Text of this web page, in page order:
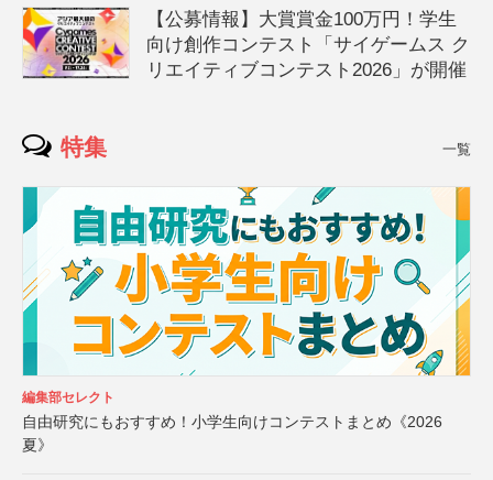
【公募情報】大賞賞金100万円！学生
向け創作コンテスト「サイゲームス ク
リエイティブコンテスト2026」が開催
特集 一覧
編集部セレクト
自由研究にもおすすめ！小学生向けコンテストまとめ《2026
夏》